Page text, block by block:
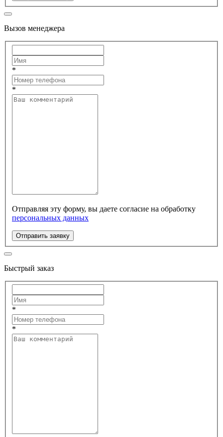
Вызов менеджера
*
*
Отправляя эту форму, вы даете согласие на обработку
персональных данных
Отправить заявку
Быстрый заказ
*
*